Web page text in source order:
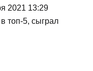
2021 13:29
топ-5, сыграл